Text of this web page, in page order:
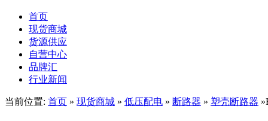
首页
现货商城
货源供应
自营中心
品牌汇
行业新闻
当前位置: 首页 » 现货商城 » 低压配电 » 断路器 » 塑壳断路器